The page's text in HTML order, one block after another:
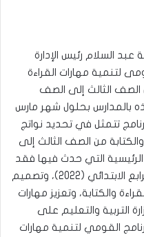
السلام رئيس الإدارة
لتنمية مهارات القراءة
الصف الثالث إلى الصف
بالمدارس بحلول شهر مارس
تتمثل في تحديد نواتج
من الصف الثالث إلى
الرئيسية التي حدث فيها فقد
في التعلم بناء على قياس الصف الرابع الابتدائي (2022)، وتصميم
والكتابة، وتعزيز مهارات
التربية والتعليم على
القومي لتنمية مهارات